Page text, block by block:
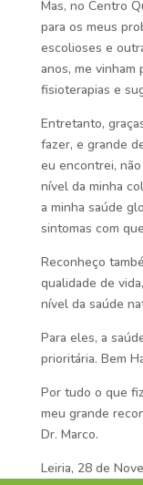
Mas, no Centro
para os meus
escolioses e
anos, me
fisioterapias e
Entretanto,
fazer, e grande
eu encontrei,
nível da minha
a minha saúde
sintomas com
Reconheço
qualidade de
nível da saúde
Para eles, a
prioritária. Bem
Por tudo o que
meu grande
Dr. Marco.
Leiria, 28 de